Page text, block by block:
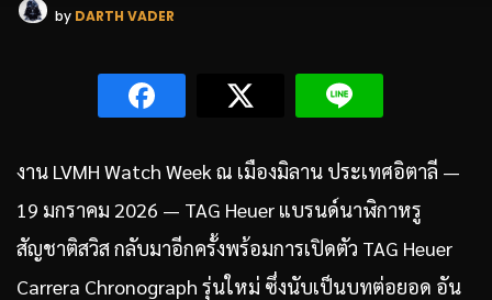
by DARTH VADER
งาน LVMH Watch Week ณ เมืองมิลาน ประเทศอิตาลี —
19 มกราคม 2026 — TAG Heuer แบรนด์นาฬิกาหรู
สัญชาติสวิส กลับมาอีกครั้งพร้อมการเปิดตัว TAG Heuer
Carrera Chronograph รุ่นใหม่ ซึ่งนับเป็นบทต่อยอด อัน